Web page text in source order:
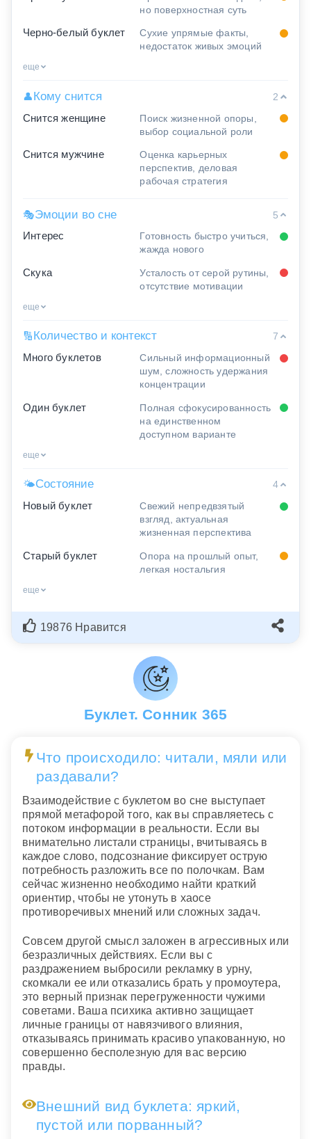
но поверхностная суть
Черно-белый буклет
Сухие упрямые факты,
недостаток живых эмоций
еще
👤Кому снится
2
Снится женщине
Поиск жизненной опоры,
выбор социальной роли
Снится мужчине
Оценка карьерных
перспектив, деловая
рабочая стратегия
🎭Эмоции во сне
5
Интерес
Готовность быстро учиться,
жажда нового
Скука
Усталость от серой рутины,
отсутствие мотивации
еще
🔢 Количество и контекст
7
Много буклетов
Сильный информационный
шум, сложность удержания
концентрации
Один буклет
Полная сфокусированность
на единственном
доступном варианте
еще
🌤Состояние
4
Новый буклет
Свежий непредвзятый
взгляд, актуальная
жизненная перспектива
Старый буклет
Опора на прошлый опыт,
легкая ностальгия
еще
19876 Нравится
Буклет. Сонник 365
Что происходило: читали, мяли или
раздавали?
Взаимодействие с буклетом во сне выступает
прямой метафорой того, как вы справляетесь с
потоком информации в реальности. Если вы
внимательно листали страницы, вчитываясь в
каждое слово, подсознание фиксирует острую
потребность разложить все по полочкам. Вам
сейчас жизненно необходимо найти краткий
ориентир, чтобы не утонуть в хаосе
противоречивых мнений или сложных задач.
Совсем другой смысл заложен в агрессивных или
безразличных действиях. Если вы с
раздражением выбросили рекламку в урну,
скомкали ее или отказались брать у промоутера,
это верный признак перегруженности чужими
советами. Ваша психика активно защищает
личные границы от навязчивого влияния,
отказываясь принимать красиво упакованную, но
совершенно бесполезную для вас версию
правды.
Внешний вид буклета: яркий,
пустой или порванный?